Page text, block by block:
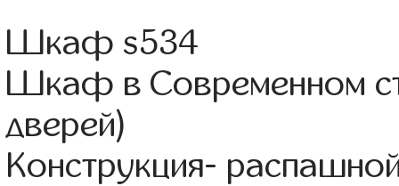
Шкаф s534
Шкаф в Современном
дверей)
Конструкция-